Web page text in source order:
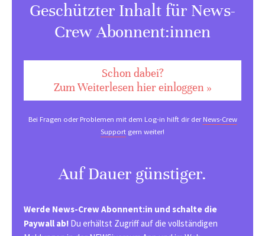
Geschützter Inhalt für News-
Crew Abonnent:innen
Schon dabei?
Zum Weiterlesen hier einloggen »
Bei Fragen oder Problemen mit dem Log-in hilft dir derNews-Crew
Support gern weiter!
Auf Dauer günstiger.
Werde News-Crew Abonnent:in und schalte die
Paywall ab! Du erhältst Zugriff auf die vollständigen